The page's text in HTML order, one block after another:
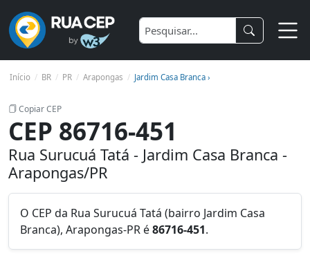
Início BR PR Arapongas Jardim Casa Branca ›
Copiar CEP
CEP 86716-451
Rua Surucuá Tatá - Jardim Casa Branca -
Arapongas/PR
O CEP da Rua Surucuá Tatá (bairro Jardim Casa
Branca), Arapongas-PR é86716-451.